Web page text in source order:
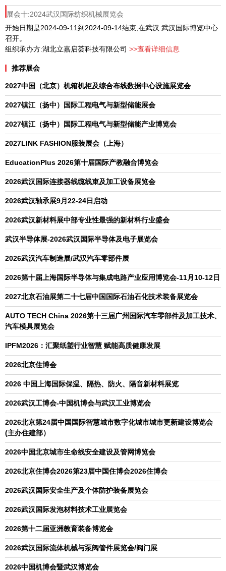
展会十:2024武汉国际纺织机械展览会
开始日期是2024-09-11到2024-09-14结束,在武汉 武汉国际博览中心
召开。
组织承办方:湖北立嘉启荟科技有限公司 >>查看详细信息
推荐展会
2027中国（北京）机箱机柜及综合布线数据中心设施展览会
2027镇江（扬中）国际工程电气与新型储能展会
2027镇江（扬中）国际工程电气与新型储能产业博览会
2027LINK FASHION服装展会（上海）
EducationPlus 2026第十届国际产教融合博览会
2026武汉国际连接器线缆线束及加工设备展览会
2026武汉轴承展9月22-24日启动
2026武汉新材料展中部专业性最强的新材料行业盛会
武汉半导体展-2026武汉国际半导体及电子展览会
2026武汉汽车制造展/武汉汽车零部件展
2026第十届上海国际半导体与集成电路产业应用博览会-11月10-12日
2027北京石油展第二十七届中国国际石油石化技术装备展览会
AUTO TECH China 2026第十三届广州国际汽车零部件及加工技术、
汽车模具展览会
IPFM2026：汇聚纸塑行业智慧 赋能高质健康发展
2026北京住博会
2026 中国上海国际保温、隔热、防火、隔音新材料展览
2026武汉工博会-中国机博会与武汉工业博览会
2026北京第24届中国国际智慧城市数字化城市城市更新建设博览会
(主办住建部）
2026中国北京城市生命线安全建设及管网博览会
2026北京住博会2026第23届中国住博会2026住博会
2026武汉国际安全生产及个体防护装备展览会
2026武汉国际发泡材料技术工业展览会
2026第十二届亚洲教育装备博览会
2026武汉国际流体机械与泵阀管件展览会/阀门展
2026中国机博会暨武汉博览会